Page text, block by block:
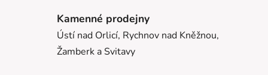
Kamenné prodejny
Ústí nad Orlicí, Rychnov nad Kněžnou,
Žamberk a Svitavy